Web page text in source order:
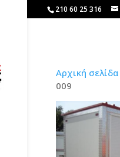
210 60 25 316
Αρχική σελίδα
009